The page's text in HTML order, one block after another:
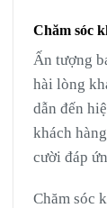
Chăm sóc
Ấn tượng
hài lòng
dẫn đến
khách
cười đáp
Chăm sóc